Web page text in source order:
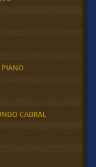
PIANO
CABRAL